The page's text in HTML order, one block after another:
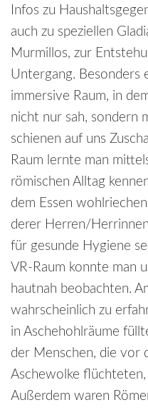
Infos zu
auch zu speziellen
Murmillos, zur
Untergang. Besonders
immersive Raum, in
nicht nur sah, sondern
schienen auf uns
Raum lernte man
römischen Alltag
dem Essen
derer Herren/
für gesunde Hygiene
VR-Raum konnte man
hautnah beobachten.
wahrscheinlich zu
in Aschehohlräume
der Menschen, die vor
Aschewolke flüchteten,
Außerdem waren